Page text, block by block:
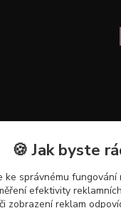
🍪 Jak byste
ke správnému
efektivity
zobrazení reklam